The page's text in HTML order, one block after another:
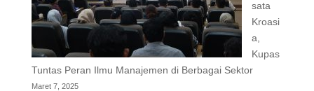
sata
Kroasi
a,
Kupas
Tuntas Peran Ilmu Manajemen di Berbagai Sektor
Maret 7, 2025